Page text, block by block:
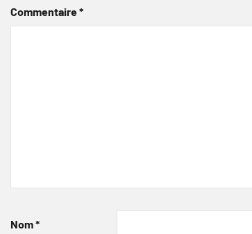
Commentaire*
Nom*